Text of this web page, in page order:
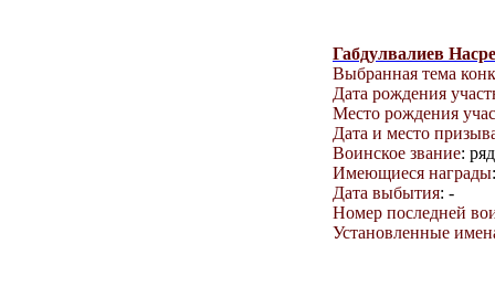
Габдулвалиев
Выбранная тема
Дата рождения
Место рождения
Дата и место
Воинское звание:
Имеющиеся награды
Дата выбытия: -
Номер последней
Установленные